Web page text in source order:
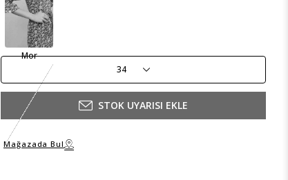
Mor
34
STOK UYARISI EKLE
Mağazada Bul